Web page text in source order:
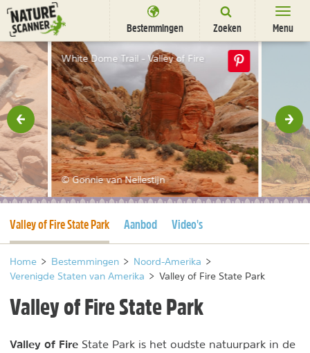
Ga
naar
content
Bestemmingen Zoeken Menu
Bestemmingen
Overnachten
Activiteiten
Natuurparken
Dieren
Nieuwsbrief Uitgelicht
White Dome Trail - Valley of Fire
© Gonnie van Nellestijn
Huidige pagina
Valley of Fire State Park Aanbod Video's
Home > Bestemmingen > Noord-Amerika >
Verenigde Staten van Amerika > Valley of Fire State Park
Valley of Fire State Park
Valley of Fire State Park is het oudste natuurpark in de